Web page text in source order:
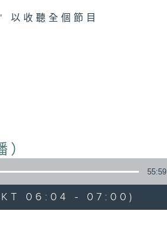
以收聽全個節目
55:59
06:04 - 07:00)